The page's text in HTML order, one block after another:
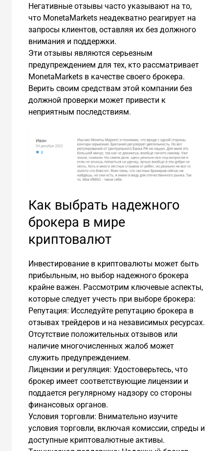
Негативные отзывы часто указывают на то,
что MonetaMarkets неадекватно реагирует на
запросы клиентов, оставляя их без должного
внимания и поддержки.
Эти отзывы являются серьезным
предупреждением для тех, кто рассматривает
MonetaMarkets в качестве своего брокера.
Верить своим средствам этой компании без
должной проверки может привести к
неприятным последствиям.
Как выбрать надежного
брокера в мире
криптовалют
Инвестирование в криптовалюты может быть
прибыльным, но выбор надежного брокера
крайне важен. Рассмотрим ключевые аспекты,
которые следует учесть при выборе брокера:
Репутация: Исследуйте репутацию брокера в
отзывах трейдеров и на независимых ресурсах.
Отсутствие положительных отзывов или
наличие многочисленных жалоб может
служить предупреждением.
Лицензии и регуляция: Удостоверьтесь, что
брокер имеет соответствующие лицензии и
поддается регулярному надзору со стороны
финансовых органов.
Условия торговли: Внимательно изучите
условия торговли, включая комиссии, спреды и
доступные криптовалютные активы.